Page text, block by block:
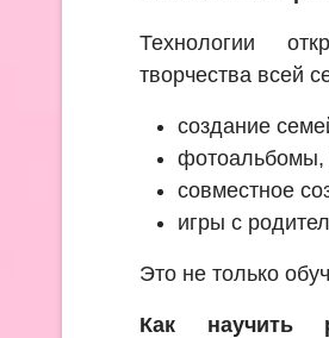
Технологии
творчества всей
создание
фотоальбомы,
совместное
игры с
Это не только
Как научить